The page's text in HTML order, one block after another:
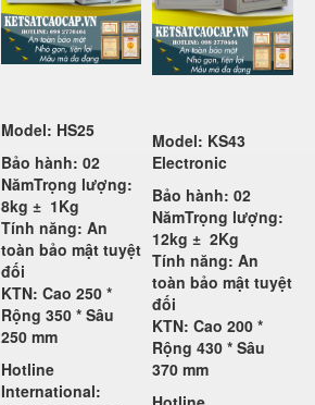
Model: HS25
Bảo hành: 02
NămTrọng lượng:
8kg ± 1Kg
Tính năng: An
toàn bảo mật tuyệt
đối
KTN: Cao 250 *
Rộng 350 * Sâu
250 mm
Hotline
International:
Model: KS43
Electronic
Bảo hành: 02
NămTrọng lượng:
12kg ± 2Kg
Tính năng: An
toàn bảo mật tuyệt
đối
KTN: Cao 200 *
Rộng 430 * Sâu
370 mm